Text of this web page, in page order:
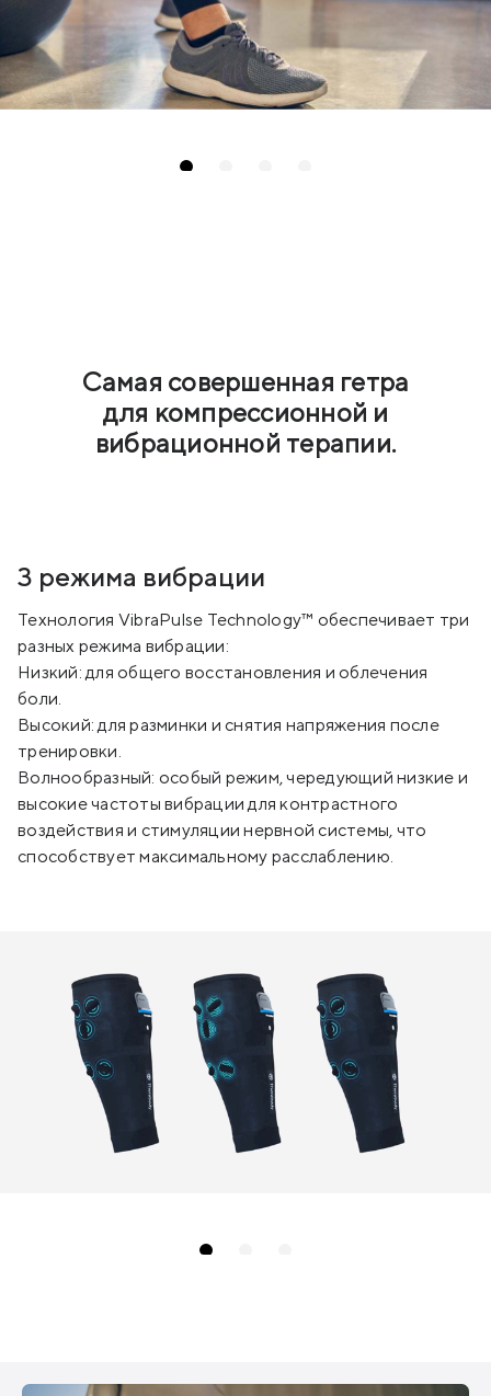
Самая совершенная гетра
для компрессионной и
вибрационной терапии.
3 режима вибрации
Технология VibraPulse Technology™ обеспечивает три
разных режима вибрации:
Низкий: для общего восстановления и облечения
боли.
Высокий: для разминки и снятия напряжения после
тренировки.
Волнообразный: особый режим, чередующий низкие и
высокие частоты вибрации для контрастного
воздействия и стимуляции нервной системы, что
способствует максимальному расслаблению.